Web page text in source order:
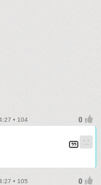
• 104
• 105